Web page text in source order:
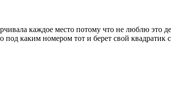
каждое место потому что не люблю это
каким номером тот и берет свой